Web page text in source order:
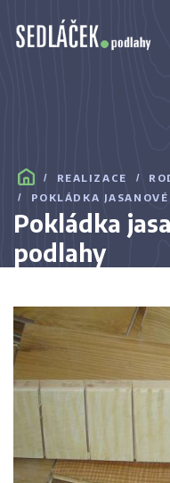
REALIZACE
POKLÁDKA
Pokládka
podlahy